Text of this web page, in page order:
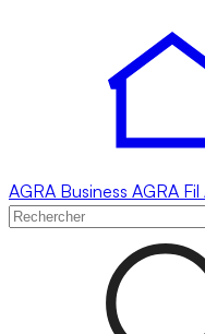
AGRA Business AGRA Fil